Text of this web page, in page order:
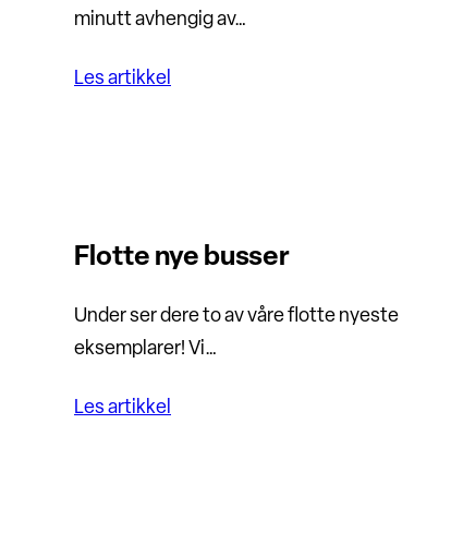
minutt avhengig av…
Les artikkel
Flotte nye busser
Under ser dere to av våre flotte nyeste
eksemplarer! Vi…
Les artikkel